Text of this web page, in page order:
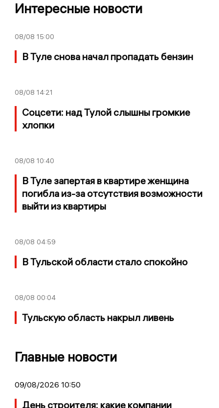
Интересные новости
08/08 15:00
В Туле снова начал пропадать бензин
08/08 14:21
Соцсети: над Тулой слышны громкие
хлопки
08/08 10:40
В Туле запертая в квартире женщина
погибла из-за отсутствия возможности
выйти из квартиры
08/08 04:59
В Тульской области стало спокойно
08/08 00:04
Тульскую область накрыл ливень
Главные новости
09/08/2026 10:50
День строителя: какие компании